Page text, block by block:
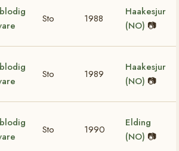
Sto 1988
Haakesjur
(NO) 📷
Sto 1989
Haakesjur
(NO) 📷
Sto 1990
Elding
(NO) 📷